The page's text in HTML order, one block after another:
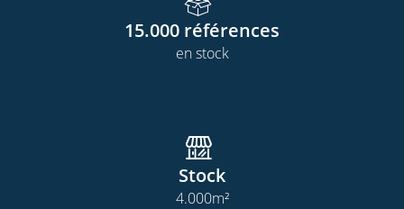
15.000 références
en stock
Stock
4.000m²